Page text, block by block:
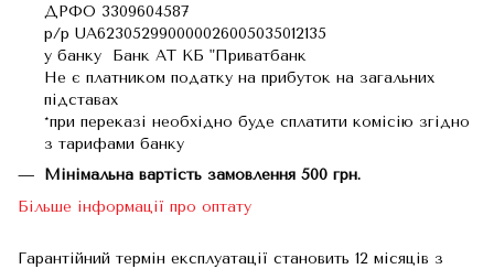
ДРФО 3309604587
р/р UA623052990000026005035012135
у банку Банк АТ КБ "Приватбанк
Не є платником податку на прибуток на загальних
підставах
*при переказі необхідно буде сплатити комісію згідно
з тарифами банку
Мінімальна вартість замовлення 500 грн.
Більше інформації про оптату
Гарантійний термін експлуатації становить 12 місяців з